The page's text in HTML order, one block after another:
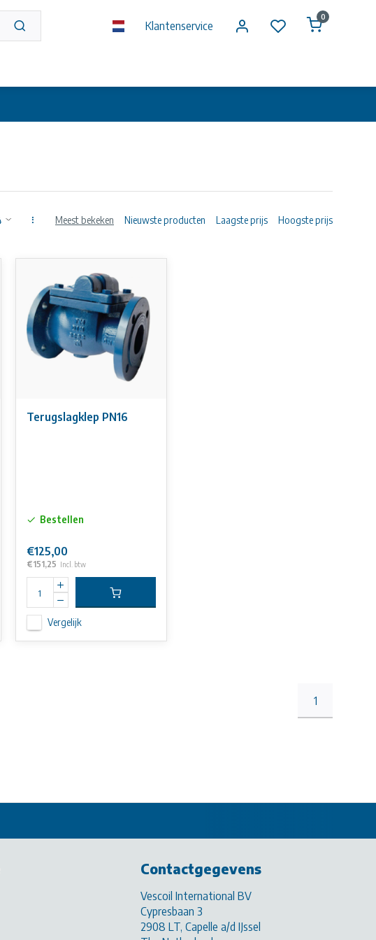
Klantenservice
0
Meest bekeken Nieuwste producten Laagste prijs Hoogste prijs
Terugslagklep PN16
Bestellen
€125,00
€151,25 Incl. btw
Vergelijk
1
Contactgegevens
Vescoil International BV
Cypresbaan 3
2908 LT, Capelle a/d IJssel